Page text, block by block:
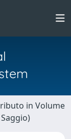
in Volume